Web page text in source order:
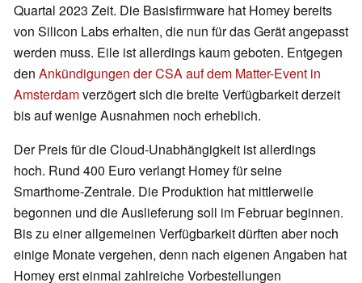
Quartal 2023 Zeit. Die Basisfirmware hat Homey bereits
von Silicon Labs erhalten, die nun für das Gerät angepasst
werden muss. Eile ist allerdings kaum geboten. Entgegen
den Ankündigungen der CSA auf dem Matter-Event in
Amsterdamverzögert sich die breite Verfügbarkeit derzeit
bis auf wenige Ausnahmen noch erheblich.
Der Preis für die Cloud-Unabhängigkeit ist allerdings
hoch. Rund 400 Euro verlangt Homey für seine
Smarthome-Zentrale. Die Produktion hat mittlerweile
begonnen und die Auslieferung soll im Februar beginnen.
Bis zu einer allgemeinen Verfügbarkeit dürften aber noch
einige Monate vergehen, denn nach eigenen Angaben hat
Homey erst einmal zahlreiche Vorbestellungen